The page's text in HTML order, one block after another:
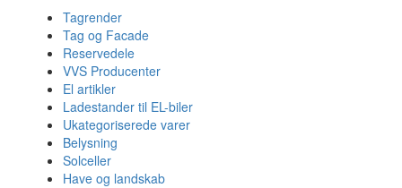
Tagrender
Tag og Facade
Reservedele
VVS Producenter
El artikler
Ladestander til EL-biler
Ukategoriserede varer
Belysning
Solceller
Have og landskab